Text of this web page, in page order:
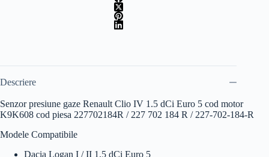
Descriere
Senzor presiune gaze Renault Clio IV 1.5 dCi Euro 5 cod motor
K9K608 cod piesa 227702184R / 227 702 184 R / 227-702-184-R
Modele Compatibile
Dacia Logan I / II 1.5 dCi Euro 5